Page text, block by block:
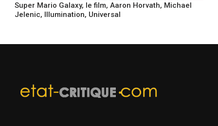
Super Mario Galaxy, le film, Aaron Horvath, Michael
Jelenic, Illumination, Universal